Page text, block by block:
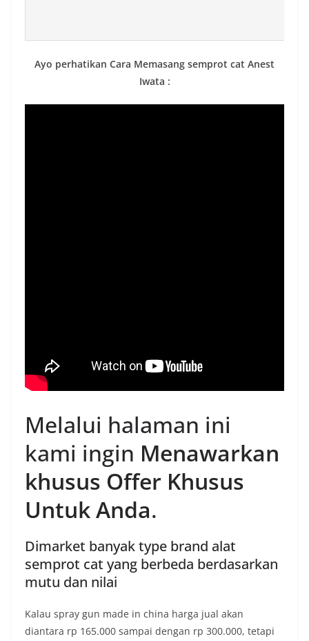
Ayo perhatikan Cara Memasang semprot cat Anest
Iwata :
Melalui halaman ini
kami ingin Menawarkan
khusus Offer Khusus
Untuk Anda.
Dimarket banyak type brand alat
semprot cat yang berbeda berdasarkan
mutu dan nilai
Kalau spray gun made in china harga jual akan
diantara rp 165.000 sampai dengan rp 300.000, tetapi